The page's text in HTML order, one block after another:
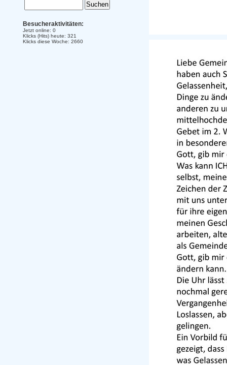
Besucheraktivitäten:
Jetzt online: 0
Klicks (Hits) heute: 321
Klicks diese Woche: 2660